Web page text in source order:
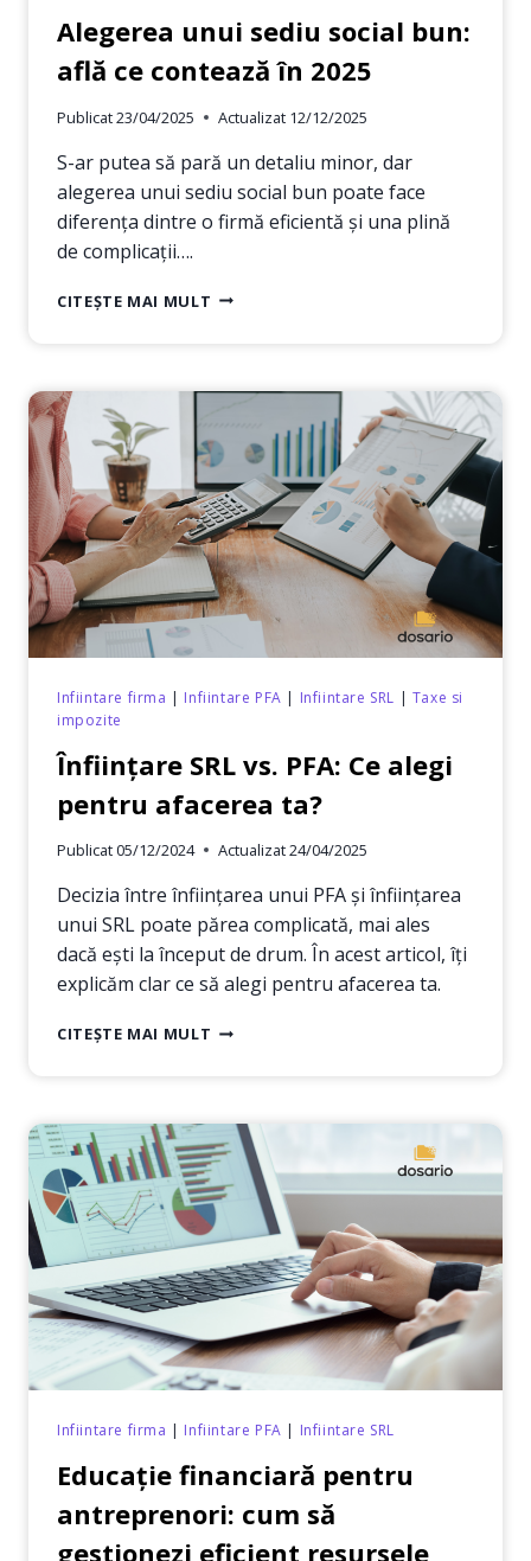
Alegerea unui sediu social bun:
află ce contează în 2025
Publicat23/04/2025 Actualizat 12/12/2025
S-ar putea să pară un detaliu minor, dar
alegerea unui sediu social bun poate face
diferența dintre o firmă eficientă și una plină
de complicații….
CITEȘTE MAI MULT ALEGEREA
BUN:
CE
CONTEAZĂ
ÎN
2025
Infiintare firma | Infiintare PFA | Infiintare SRL | Taxe si
impozite
Înființare SRL vs. PFA: Ce alegi
pentru afacerea ta?
Publicat05/12/2024 Actualizat24/04/2025
Decizia între înființarea unui PFA și înființarea
unui SRL poate părea complicată, mai ales
dacă ești la început de drum. În acest articol, îți
explicăm clar ce să alegi pentru afacerea ta.
CITEȘTE MAI MULT ÎNFIINȚARE
CE
ALEGI
PENTRU
AFACEREA
TA?
Infiintare firma | Infiintare PFA | Infiintare SRL
Educație financiară pentru
antreprenori: cum să
gestionezi eficient resursele